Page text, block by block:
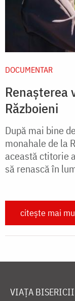
DOCUMENTAR
Renașterea
Războieni
După mai bine
monahale de la
această ctitorie
să renască în
citește mai
VIAȚA BISERICII